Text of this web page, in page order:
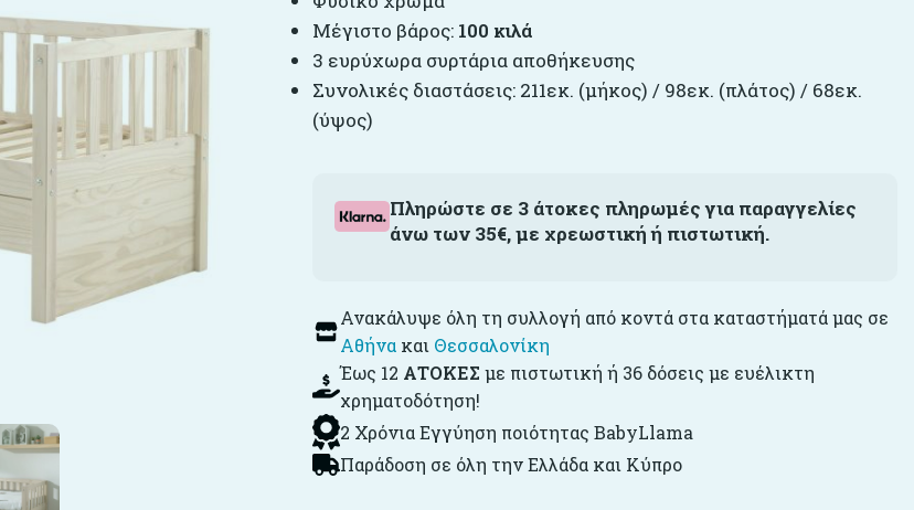
Μέγιστο βάρος: 100 κιλά
3 ευρύχωρα συρτάρια αποθήκευσης
Συνολικές διαστάσεις: 211εκ. (μήκος) / 98εκ. (πλάτος) / 68εκ.
(ύψος)
Πληρώστε σε 3 άτοκες πληρωμές για παραγγελίες
άνω των 35€, με χρεωστική ή πιστωτική.
Ανακάλυψε όλη τη συλλογή από κοντά στα καταστήματά μας σε
Αθήνακαι Θεσσαλονίκη
Έως 12 ΑΤΟΚΕΣ με πιστωτική ή 36 δόσεις με ευέλικτη
χρηματοδότηση!
2 Χρόνια Εγγύηση ποιότητας BabyLlama
Παράδοση σε όλη την Ελλάδα και Κύπρο